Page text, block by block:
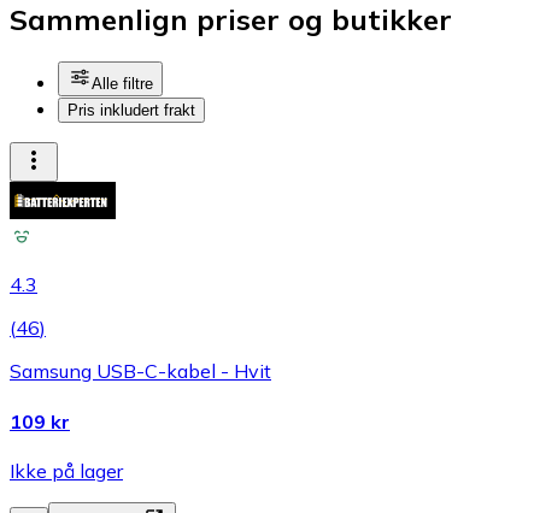
Sammenlign priser og butikker
Alle filtre
Pris inkludert frakt
4.3
(46)
Samsung USB-C-kabel - Hvit
109 kr
Ikke på lager